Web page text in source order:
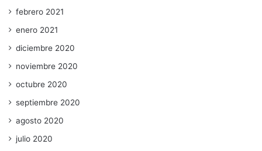
febrero 2021
enero 2021
diciembre 2020
noviembre 2020
octubre 2020
septiembre 2020
agosto 2020
julio 2020